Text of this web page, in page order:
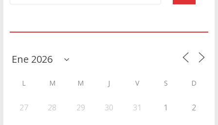
L M M J V S D
27 28 29 30 31 1 2